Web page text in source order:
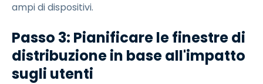
ampi di dispositivi.
Passo 3: Pianificare le finestre di
distribuzione in base all'impatto
sugli utenti